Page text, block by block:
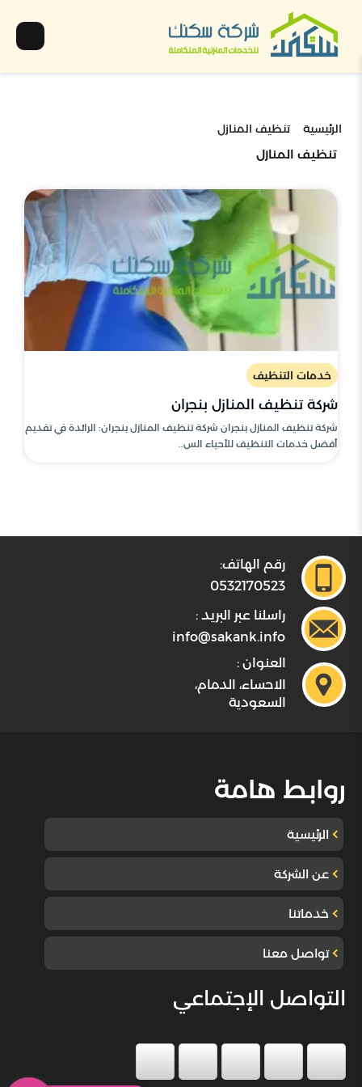
الرئيسية تنظيف المنازل
تنظيف المنازل
خدمات التنظيف
شركة تنظيف المنازل بنجران
شركة تنظيف المنازل بنجران شركة تنظيف المنازل بنجران: الرائدة في تقديم
أفضل خدمات التنظيف للأحياء الس..
رقم الهاتف:
0532170523
راسلنا عبر البريد :
info@sakank.info
العنوان :
الاحساء، الدمام،
السعودية
روابط هامة
الرئيسية
عن الشركة
خدماتنا
تواصل معنا
التواصل الإجتماعي